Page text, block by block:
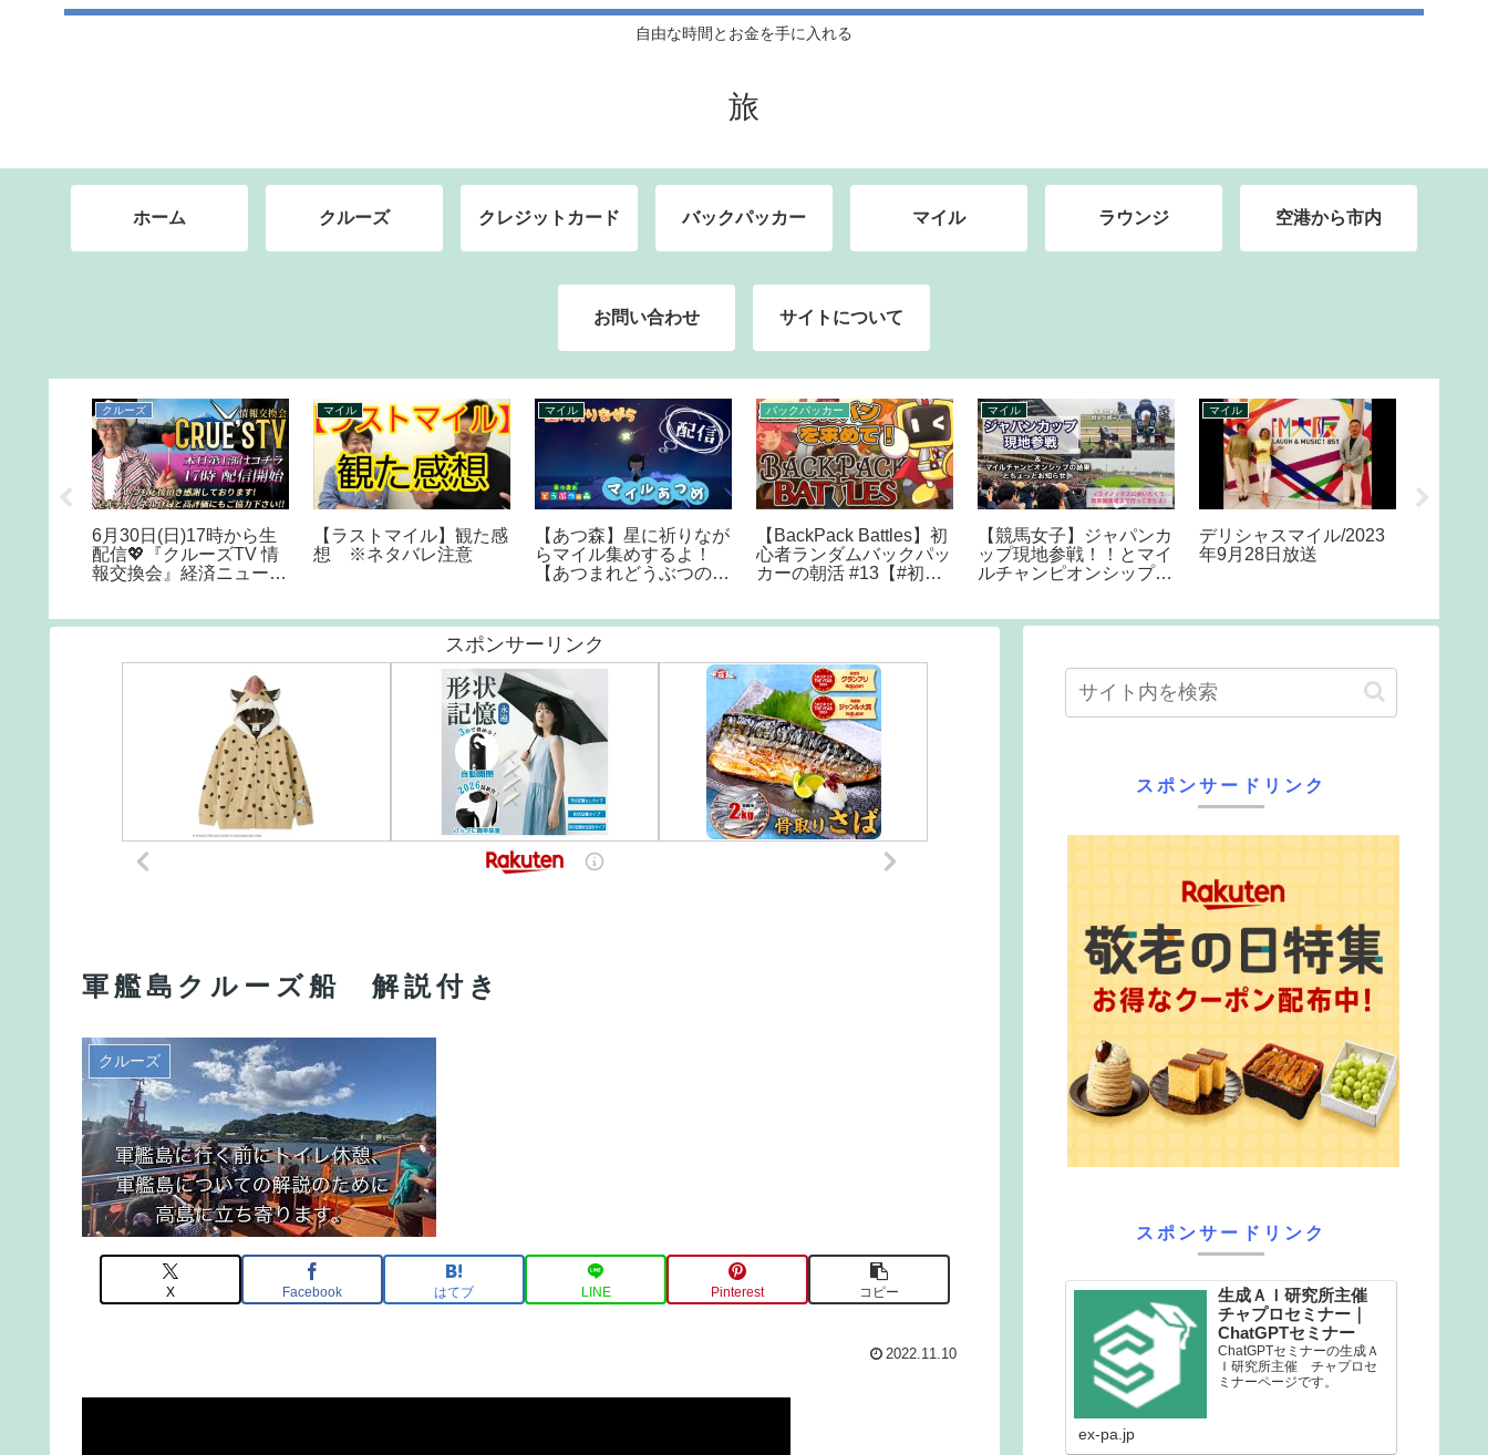
自由な時間とお金を手に入れる
旅
ホーム クルーズ クレジットカード バックパッカー マイル ラウンジ 空港から市内
お問い合わせ サイトについて
クレジットカード
━━💯⚡️等価交換：雷電
将軍とクレジットカード
💳️💯━━ (ドット絵)
マイル
100 MILE DAILY
TRAINING #running
クレジットカード
注意したい楽天プレミア
ムカードのデメリット3
選！
クレジットカード
【奇跡】ニートの俺には
じめてのクレジットカー
ドが届いたｗｗｗ【2ch
クルーズ
Sea day on Star of the
Seas! #royalcaribbean
#staroftheseas
クレジットカード
クレジットカードあるあ
る いくら使ったかバレ
スポンサーリンク
軍艦島クルーズ船 解説付き
クルーズ
X Facebook はてブ LINE Pinterest コピー
2022.11.10
スポンサードリンク
スポンサードリンク
生成ＡＩ研究所主催
チャプロセミナー｜
ChatGPTセミナー
ChatGPTセミナーの生成Ａ
Ｉ研究所主催 チャプロセ
ミナーページです。
ex-pa.jp